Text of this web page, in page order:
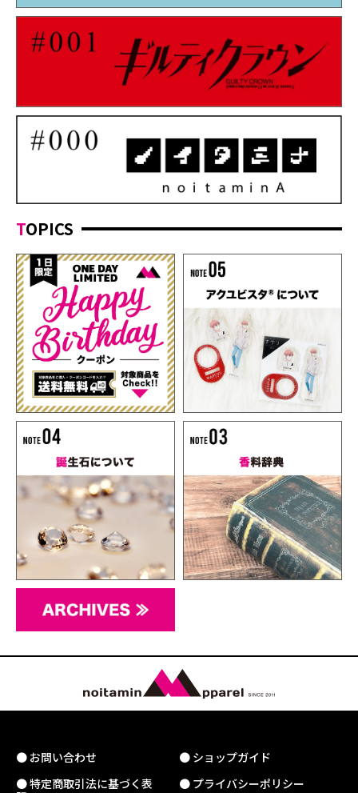
TOPICS
● お問い合わせ
● ショップガイド
● 特定商取引法に基づく表
● プライバシーポリシー